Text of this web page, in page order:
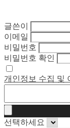
글쓴이
이메일
비밀번호
비밀번호 확인
개인정보 수집 및
선택하세요